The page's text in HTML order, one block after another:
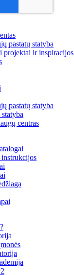
pastatų statyba
projektai ir inspiracijos
pastatų statyba
centras